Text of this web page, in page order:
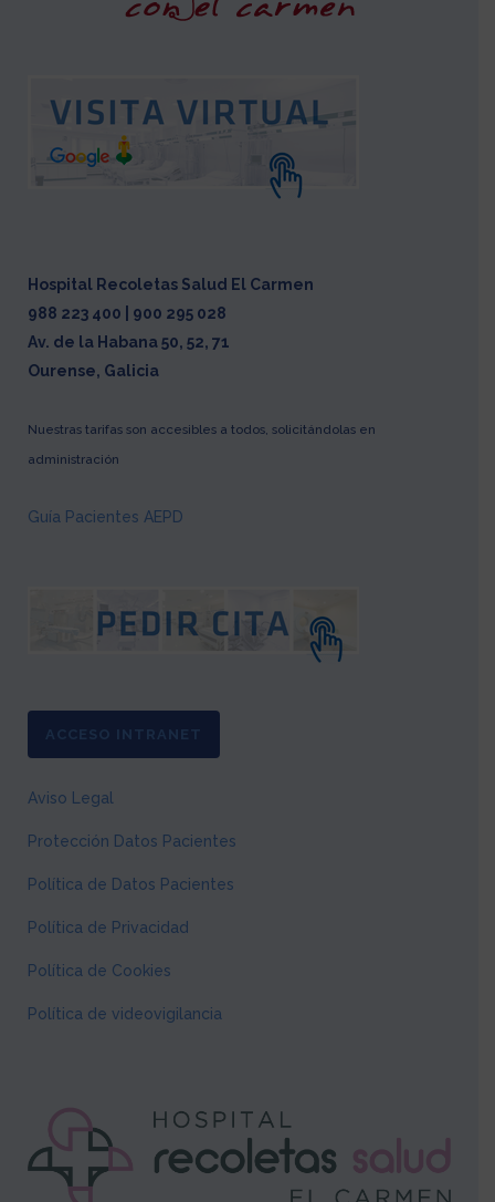
Hospital Recoletas Salud El Carmen
988 223 400 | 900 295 028
Av. de la Habana 50, 52, 71
Ourense, Galicia
Nuestras tarifas son accesibles a todos, solicitándolas en
administración
Guía Pacientes AEPD
ACCESO INTRANET
Aviso Legal
Protección Datos Pacientes
Política de Datos Pacientes
Política de Privacidad
Política de Cookies
Política de videovigilancia